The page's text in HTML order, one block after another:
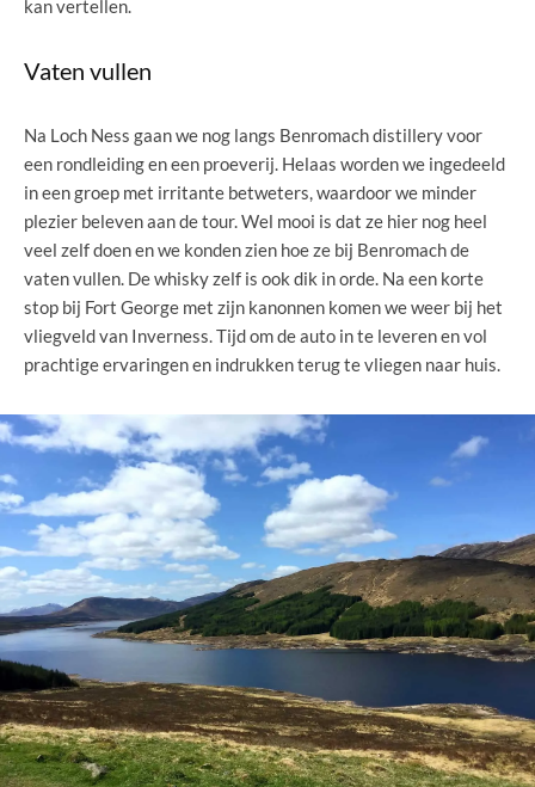
kan vertellen.
Vaten vullen
Na Loch Ness gaan we nog langs Benromach distillery voor
een rondleiding en een proeverij. Helaas worden we ingedeeld
in een groep met irritante betweters, waardoor we minder
plezier beleven aan de tour. Wel mooi is dat ze hier nog heel
veel zelf doen en we konden zien hoe ze bij Benromach de
vaten vullen. De whisky zelf is ook dik in orde. Na een korte
stop bij Fort George met zijn kanonnen komen we weer bij het
vliegveld van Inverness. Tijd om de auto in te leveren en vol
prachtige ervaringen en indrukken terug te vliegen naar huis.